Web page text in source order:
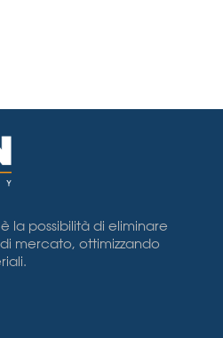
è la possibilità di eliminare
mercato, ottimizzando